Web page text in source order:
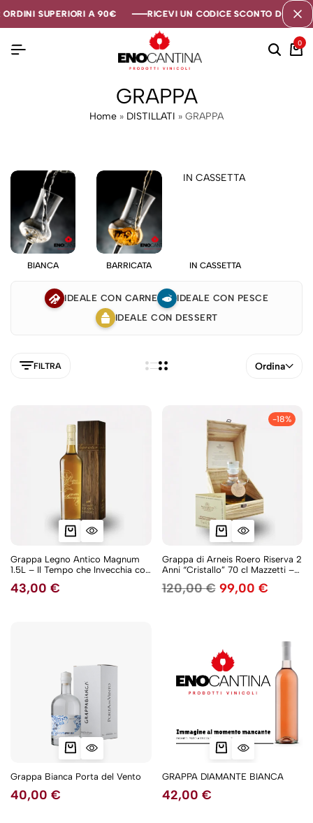
SUPERIORI A 90€ RICEVI UN CODICE SCONTO DI 5€ SE
SUPERIORI A 90€ RICEVI UN CODICE SCONTO DI 5€ SE
SUPERIORI A 90€ RICEVI UN CODICE SCONTO DI 5€ SE
0
GRAPPA
Home » DISTILLATI » GRAPPA
BIANCA BARRICATA
IN CASSETTA
IN CASSETTA
IDEALE CON CARNE
IDEALE CON PESCE
IDEALE CON DESSERT
FILTRA Ordina
Grappa Legno Antico Magnum
1.5L – Il Tempo che Invecchia con
43,00 €
-18%
Grappa di Arneis Roero Riserva 2
Anni “Cristallo” 70 cl Mazzetti –
120,00€ 99,00 €
Grappa Bianca Porta del Vento
40,00 €
GRAPPA DIAMANTE BIANCA
42,00 €